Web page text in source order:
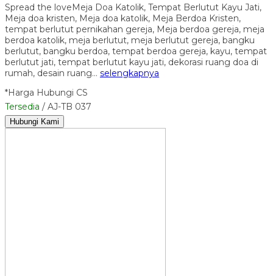
Spread the loveMeja Doa Katolik, Tempat Berlutut Kayu Jati,
Meja doa kristen, Meja doa katolik, Meja Berdoa Kristen,
tempat berlutut pernikahan gereja, Meja berdoa gereja, meja
berdoa katolik, meja berlutut, meja berlutut gereja, bangku
berlutut, bangku berdoa, tempat berdoa gereja, kayu, tempat
berlutut jati, tempat berlutut kayu jati, dekorasi ruang doa di
rumah, desain ruang… selengkapnya
*Harga Hubungi CS
Tersedia / AJ-TB 037
Hubungi Kami